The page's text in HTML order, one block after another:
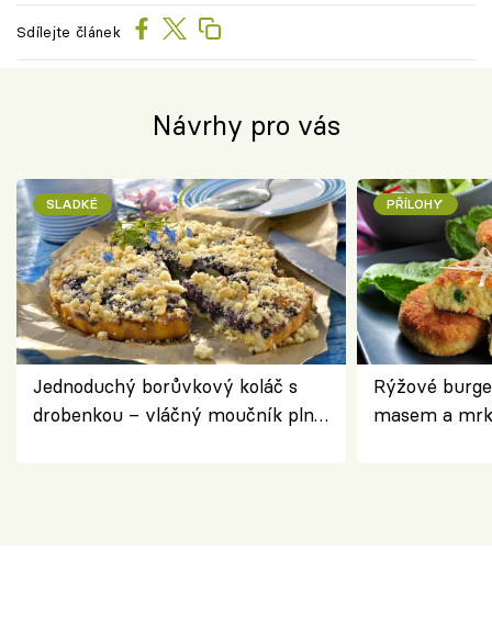
Sdílejte článek
Návrhy pro vás
SLADKÉ
Jednoduchý borůvkový koláč s
drobenkou – vláčný moučník plný
PŘÍLOHY
Rýžové
masem a